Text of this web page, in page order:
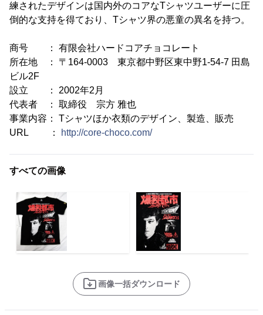
練されたデザインは国内外のコアなTシャツユーザーに圧
倒的な支持を得ており、Tシャツ界の悪童の異名を持つ。
商号 ： 有限会社ハードコアチョコレート
所在地 ： 〒164-0003 東京都中野区東中野1-54-7 田島
ビル2F
設立 ： 2002年2月
代表者 ： 取締役 宗方 雅也
事業内容： Tシャツほか衣類のデザイン、製造、販売
URL ：
http://core-choco.com/
すべての画像
画像一括ダウンロード